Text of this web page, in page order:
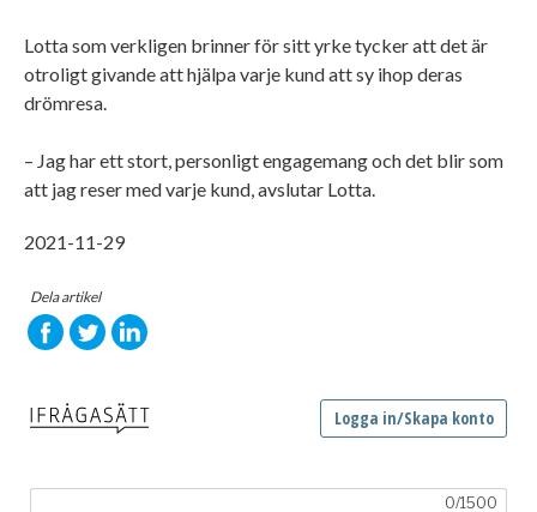
Lotta som verkligen brinner för sitt yrke tycker att det är
otroligt givande att hjälpa varje kund att sy ihop deras
drömresa.
– Jag har ett stort, personligt engagemang och det blir som
att jag reser med varje kund, avslutar Lotta.
2021-11-29
Dela artikel